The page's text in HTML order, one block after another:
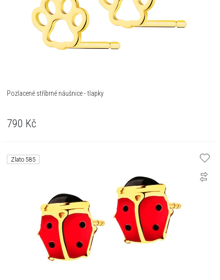
Pozlacené stříbrné náušnice - tlapky
790 Kč
Zlato 585